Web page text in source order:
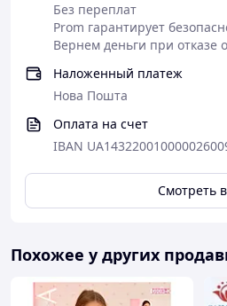
Без переплат
Prom гарантирует
Вернем деньги при отказе
Наложенный платеж
Нова Пошта
Оплата на счет
IBAN
Смотреть
Похожее у других